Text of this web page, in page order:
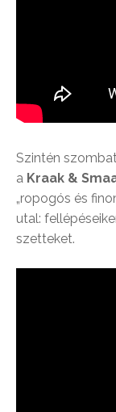
Szintén
a Kraak &
„ropogós és
utal:
szetteket.